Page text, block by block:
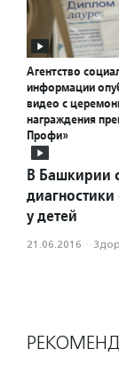
Агентство
информации
видео с
награждения
Профи»
В Башкирии
у детей
21.06.2016 ·